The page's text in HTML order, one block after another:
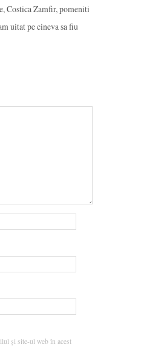
Costica Zamfir, pomeniti
uitat pe cineva sa fiu
și site-ul web în acest